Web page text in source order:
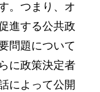
。つまり、オ
進する公共政
問題について
に政策決定者
によって公開